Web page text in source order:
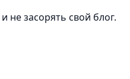
не засорять свой блог.